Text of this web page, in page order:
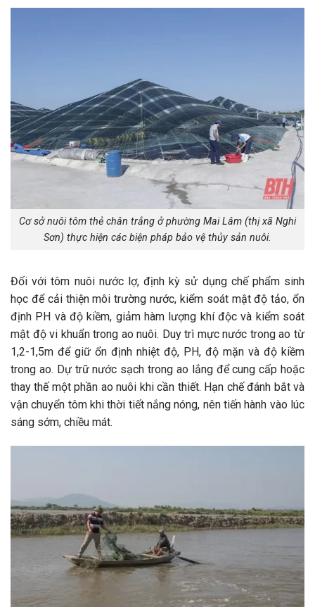
Cơ sở nuôi tôm thẻ chân trắng ở phường Mai Lâm (thị xã Nghi
Sơn) thực hiện các biện pháp bảo vệ thủy sản nuôi.
Đối với tôm nuôi nước lợ, định kỳ sử dụng chế phẩm sinh
học để cải thiện môi trường nước, kiểm soát mật độ tảo, ổn
định PH và độ kiềm, giảm hàm lượng khí độc và kiểm soát
mật độ vi khuẩn trong ao nuôi. Duy trì mực nước trong ao từ
1,2-1,5m để giữ ổn định nhiệt độ, PH, độ mặn và độ kiềm
trong ao. Dự trữ nước sạch trong ao lắng để cung cấp hoặc
thay thế một phần ao nuôi khi cần thiết. Hạn chế đánh bắt và
vận chuyển tôm khi thời tiết nắng nóng, nên tiến hành vào lúc
sáng sớm, chiều mát.